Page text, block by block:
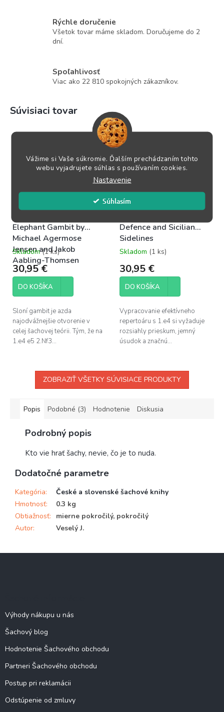
Vážime si Vaše súkromie. Ďalším prechádzaním tohto
webu vyjadrujete súhlas s používaním cookies.
Nastavenie
Súhlasím
Rýchle doručenie
Všetok tovar máme skladom. Doručujeme do 2
dní.
Spoľahlivosť
Viac ako 22 810 spokojných zákazníkov.
Súvisiaci tovar
Elephant Gambit by
Michael Agermose
Jensen and Jakob
Aabling-Thomsen
Skladom(1 ks)
30,95 €
DO KOŠÍKA
Sloní gambit je azda
najodvážnejšie otvorenie v
celej šachovej teórii. Tým, že na
1.e4 e5 2.Nf3...
Defence and Sicilian
Sidelines
Skladom (1 ks)
30,95 €
DO KOŠÍKA
Vypracovanie efektívneho
repertoáru s 1.e4 si vyžaduje
rozsiahly prieskum, jemný
úsudok a značnú...
ZOBRAZIŤ VŠETKY SÚVISIACE PRODUKTY
Popis Podobné (3) Hodnotenie Diskusia
Podrobný popis
Kto vie hrať šachy, nevie, čo je to nuda.
Dodatočné parametre
Kategória:
České a slovenské šachové knihy
Hmotnosť:
0.3 kg
Obtiažnosť:
mierne pokročilý, pokročilý
Autor: Veselý J.
Výhody nákupu u nás
Šachový blog
Hodnotenie Šachového obchodu
Partneri Šachového obchodu
Postup pri reklamácii
Odstúpenie od zmluvy